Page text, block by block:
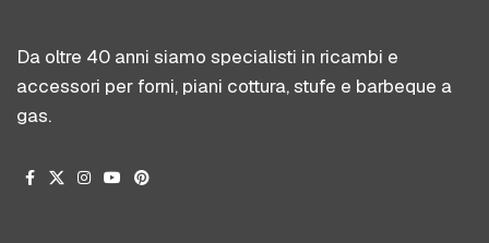
Da oltre 40 anni siamo specialisti in ricambi e
accessori per forni, piani cottura, stufe e barbeque a
gas.